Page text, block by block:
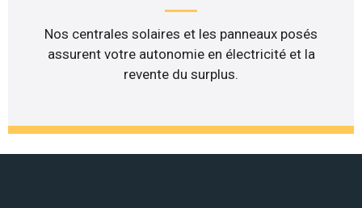
Nos centrales solaires et les panneaux posés
assurent votre autonomie en électricité et la
revente du surplus.